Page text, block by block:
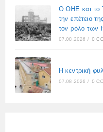
Ο ΟΗΕ και το
την επέτειο
τον ρόλο των
07.08.2026 / 0
Η κεντρική
07.08.2026 / 0